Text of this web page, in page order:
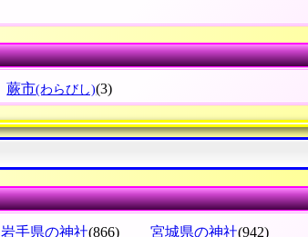
蕨市(わらびし)(3)
岩手県の神社(866) 宮城県の神社(942)